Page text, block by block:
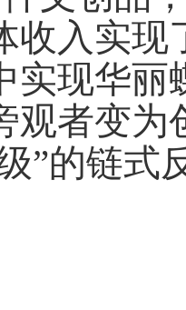
收入实
实现华丽
观者变为
”的链式